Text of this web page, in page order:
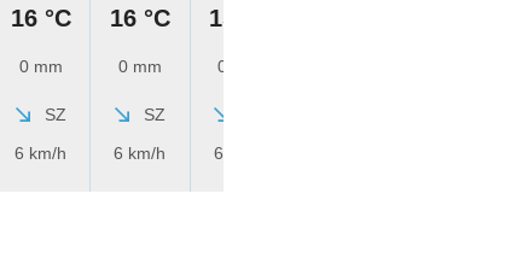
16 °C
0 mm
SZ
6 km/h
16 °C
0 mm
SZ
6 km/h
15 °C
0 mm
6 km/h